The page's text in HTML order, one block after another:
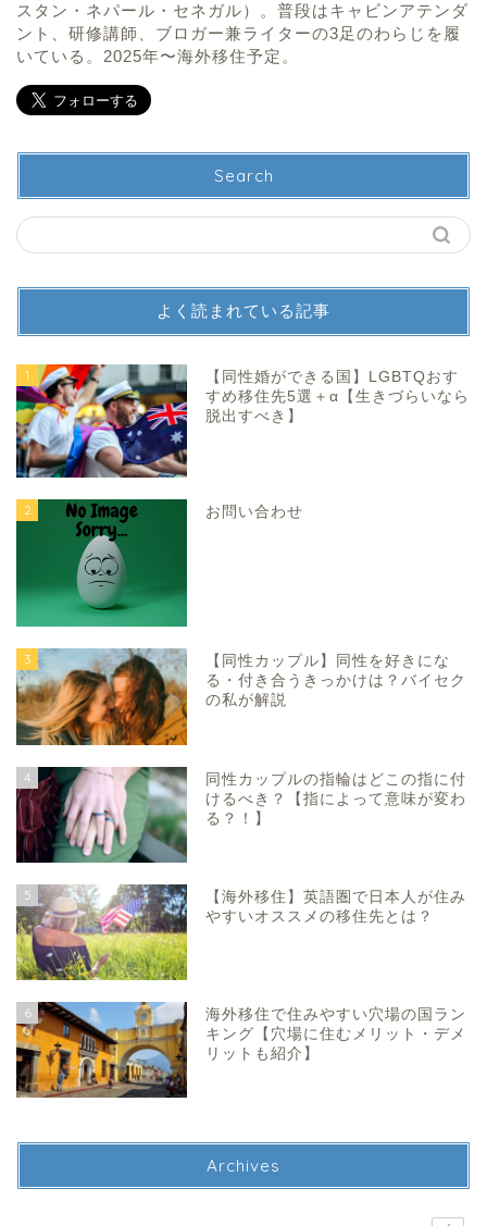
スタン・ネパール・セネガル）。普段はキャビンアテンダ
ント、研修講師、ブロガー兼ライターの3足のわらじを履
いている。2025年〜海外移住予定。
Search
よく読まれている記事
1
【同性婚ができる国】LGBTQおす
すめ移住先5選＋α【生きづらいなら
脱出すべき】
2 お問い合わせ
3
【同性カップル】同性を好きにな
る・付き合うきっかけは？バイセク
の私が解説
4
同性カップルの指輪はどこの指に付
けるべき？【指によって意味が変わ
る？！】
5
【海外移住】英語圏で日本人が住み
やすいオススメの移住先とは？
6
海外移住で住みやすい穴場の国ラン
キング【穴場に住むメリット・デメ
リットも紹介】
Archives